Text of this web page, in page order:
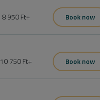
8 950 Ft+
Book now
10 750 Ft+
Book now